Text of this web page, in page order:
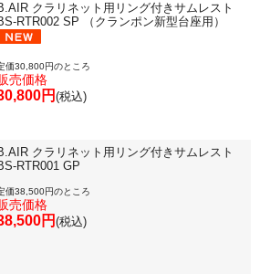
クラリネット用リング付きサムレスト
RTR002 SP （クランポン新型台座用）
価30,800円のところ
売価格
円 (税込)
クラリネット用リング付きサムレスト
RTR001 GP
価38,500円のところ
売価格
円 (税込)